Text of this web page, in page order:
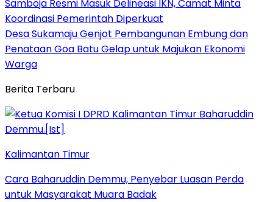
Samboja Resmi Masuk Delineasi IKN, Camat Minta
Koordinasi Pemerintah Diperkuat
Desa Sukamaju Genjot Pembangunan Embung dan
Penataan Goa Batu Gelap untuk Majukan Ekonomi
Warga
Berita Terbaru
Kalimantan Timur
Cara Baharuddin Demmu, Penyebar Luasan Perda
untuk Masyarakat Muara Badak